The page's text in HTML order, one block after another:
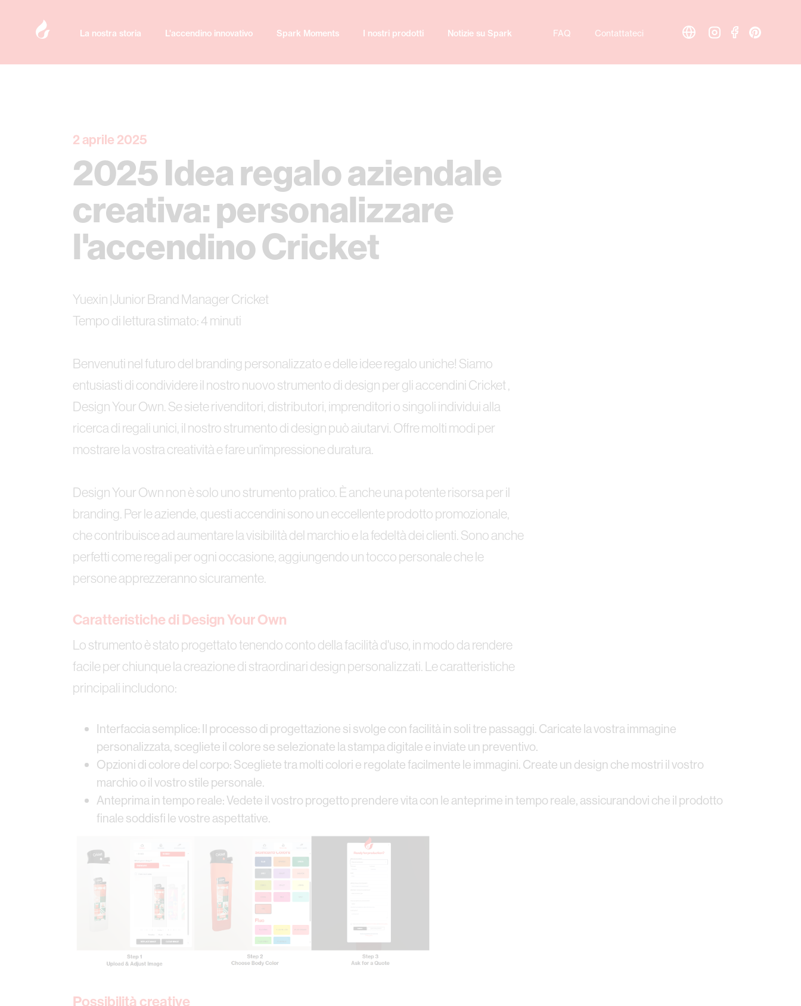
La nostra storia L'accendino innovativo Spark Moments I nostri prodotti Notizie su Spark FAQ Contattateci
2 aprile 2025
2025 Idea regalo aziendale
creativa: personalizzare
l'accendino Cricket
Yuexin |Junior Brand Manager Cricket
Tempo di lettura stimato: 4 minuti
Benvenuti nel futuro del branding personalizzato e delle idee regalo uniche! Siamo
entusiasti di condividere il nostro nuovo strumento di design per gli accendini Cricket ,
Design Your Own. Se siete rivenditori, distributori, imprenditori o singoli individui alla
ricerca di regali unici, il nostro strumento di design può aiutarvi. Offre molti modi per
mostrare la vostra creatività e fare un'impressione duratura.
Design Your Own non è solo uno strumento pratico. È anche una potente risorsa per il
branding. Per le aziende, questi accendini sono un eccellente prodotto promozionale,
che contribuisce ad aumentare la visibilità del marchio e la fedeltà dei clienti. Sono anche
perfetti come regali per ogni occasione, aggiungendo un tocco personale che le
persone apprezzeranno sicuramente.
Caratteristiche di Design Your Own
Lo strumento è stato progettato tenendo conto della facilità d'uso, in modo da rendere
facile per chiunque la creazione di straordinari design personalizzati. Le caratteristiche
principali includono:
Interfaccia semplice: Il processo di progettazione si svolge con facilità in soli tre passaggi. Caricate la vostra immagine
personalizzata, scegliete il colore se selezionate la stampa digitale e inviate un preventivo.
Opzioni di colore del corpo: Scegliete tra molti colori e regolate facilmente le immagini. Create un design che mostri il vostro
marchio o il vostro stile personale.
Anteprima in tempo reale: Vedete il vostro progetto prendere vita con le anteprime in tempo reale, assicurandovi che il prodotto
finale soddisfi le vostre aspettative.
Possibilità creative